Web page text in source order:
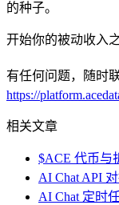
的种子。
开始你的被动收入
有任何问题，随时
https://
相关文章
$ACE 代币与
AI Chat API
AI Chat 定时